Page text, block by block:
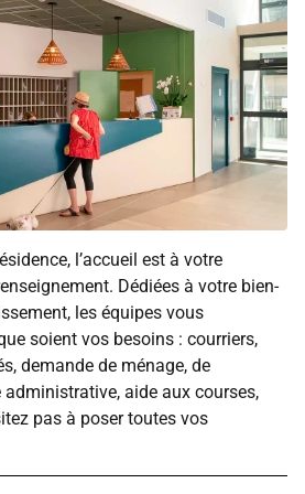
l’accueil est à votre
Dédiées à votre bien-
les équipes vous
soient vos besoins : courriers,
demande de ménage, de
aide aux courses,
pas à poser toutes vos